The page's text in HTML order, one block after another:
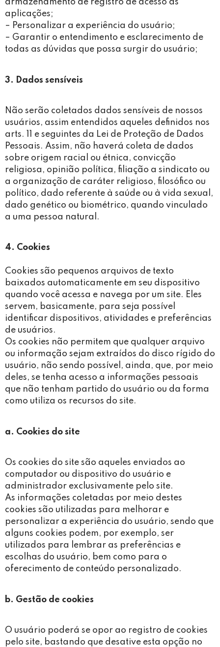
armazenamento de registro de acesso as
aplicações;
– Personalizar a experiência do usuário;
– Garantir o entendimento e esclarecimento de
todas as dúvidas que possa surgir do usuário;
3. Dados sensíveis
Não serão coletados dados sensíveis de nossos
usuários, assim entendidos aqueles definidos nos
arts. 11 e seguintes da Lei de Proteção de Dados
Pessoais. Assim, não haverá coleta de dados
sobre origem racial ou étnica, convicção
religiosa, opinião política, filiação a sindicato ou
a organização de caráter religioso, filosófico ou
político, dado referente à saúde ou à vida sexual,
dado genético ou biométrico, quando vinculado
a uma pessoa natural.
4. Cookies
Cookies são pequenos arquivos de texto
baixados automaticamente em seu dispositivo
quando você acessa e navega por um site. Eles
servem, basicamente, para seja possível
identificar dispositivos, atividades e preferências
de usuários.
Os cookies não permitem que qualquer arquivo
ou informação sejam extraídos do disco rígido do
usuário, não sendo possível, ainda, que, por meio
deles, se tenha acesso a informações pessoais
que não tenham partido do usuário ou da forma
como utiliza os recursos do site.
a. Cookies do site
Os cookies do site são aqueles enviados ao
computador ou dispositivo do usuário e
administrador exclusivamente pelo site.
As informações coletadas por meio destes
cookies são utilizadas para melhorar e
personalizar a experiência do usuário, sendo que
alguns cookies podem, por exemplo, ser
utilizados para lembrar as preferências e
escolhas do usuário, bem como para o
oferecimento de conteúdo personalizado.
b. Gestão de cookies
O usuário poderá se opor ao registro de cookies
pelo site, bastando que desative esta opção no